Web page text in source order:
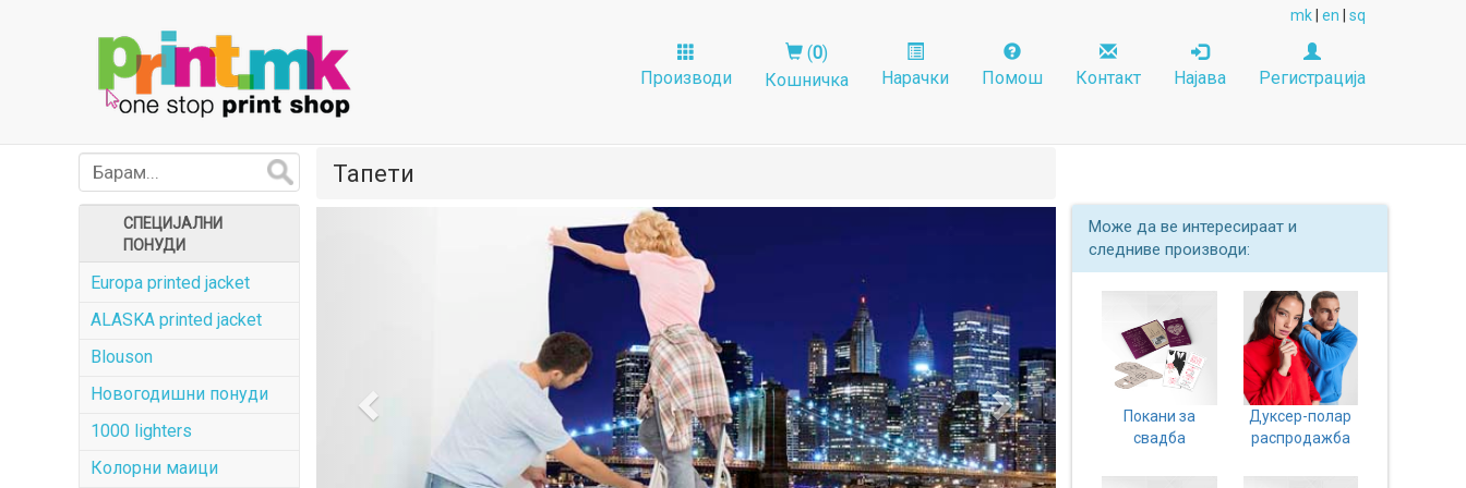
mk en sq
Производи
(0)
Кошничка
Нарачки Помош Контакт Најава Регистрација
СПЕЦИЈАЛНИ
ПОНУДИ
Europa printed jacket
ALASKA printed jacket
Blouson
Новогодишни понуди
1000 lighters
Колорни маици
Тапети
Може да ве интересираат и
следниве производи:
Покани за
свадба
Дуксер-полар
распродажба